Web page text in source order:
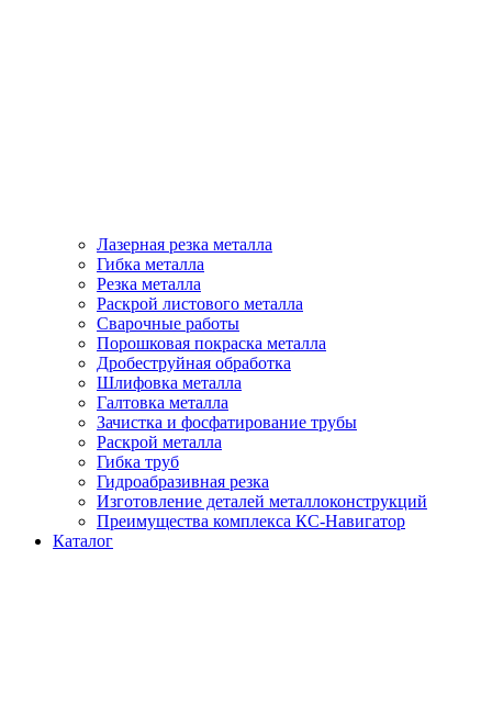
Лазерная резка металла
Гибка металла
Резка металла
Раскрой листового металла
Сварочные работы
Порошковая покраска металла
Дробеструйная обработка
Шлифовка металла
Галтовка металла
Зачистка и фосфатирование трубы
Раскрой металла
Гибка труб
Гидроабразивная резка
Изготовление деталей металлоконструкций
Преимущества комплекса КС-Навигатор
Каталог